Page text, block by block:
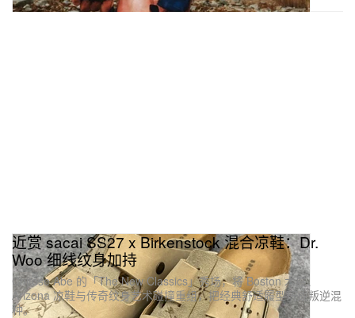
近赏 sacai SS27 x Birkenstock 混合凉鞋：Dr.
Woo 细线纹身加持
Chitose Abe 的「The New Classics」秀场，将 Boston 木屐、
Arizona 凉鞋与传奇纹身艺术碰撞重组，把经典舒适履型玩成叛逆混
种。